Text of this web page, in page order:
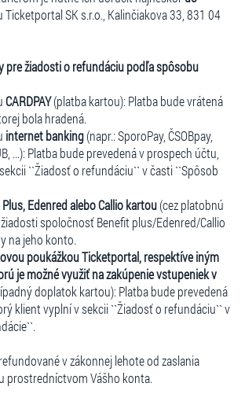
Ticketportal SK s.r.o., Kalinčiakova 33, 831 04
pre žiadosti o refundáciu podľa spôsobu
CARDPAY(platba kartou): Platba bude vrátená
bola hradená.
internet banking(napr.: SporoPay, ČSOBpay,
...): Platba bude prevedená v prospech účtu,
``Žiadosť o refundáciu`` v časti ``Spôsob
Edenred alebo Callio kartou(cez platobnú
spoločnosť Benefit plus/Edenred/Callio
na jeho konto.
poukážkou Ticketportal, respektíve iným
je možné využiť na zakúpenie vstupeniek v
doplatok kartou): Platba bude prevedená
klient vyplní v sekcii ``Žiadosť o refundáciu`` v
v zákonnej lehote od zaslania
prostredníctvom Vášho konta.